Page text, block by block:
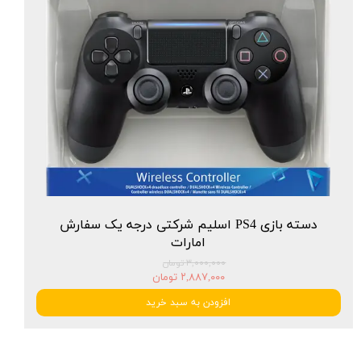
دسته بازی PS4 اسلیم شرکتی درجه یک سفارش
امارات
۳,۰۰۰,۰۰۰ تومان
۲,۸۸۷,۰۰۰ تومان
افزودن به سبد خرید